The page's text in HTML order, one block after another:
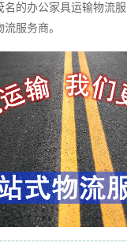
名的办公家具运输物流
服务商。